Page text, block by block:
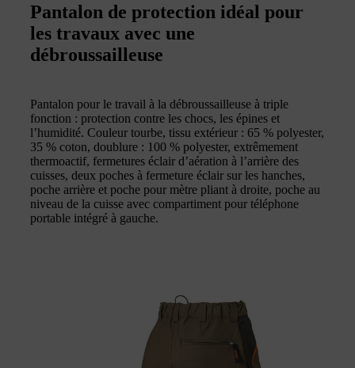
Pantalon de protection idéal pour
les travaux avec une
débroussailleuse
Pantalon pour le travail à la débroussailleuse à triple
fonction : protection contre les chocs, les épines et
l’humidité. Couleur tourbe, tissu extérieur : 65 % polyester,
35 % coton, doublure : 100 % polyester, extrêmement
thermoactif, fermetures éclair d’aération à l’arrière des
cuisses, deux poches à fermeture éclair sur les hanches,
poche arrière et poche pour mètre pliant à droite, poche au
niveau de la cuisse avec compartiment pour téléphone
portable intégré à gauche.